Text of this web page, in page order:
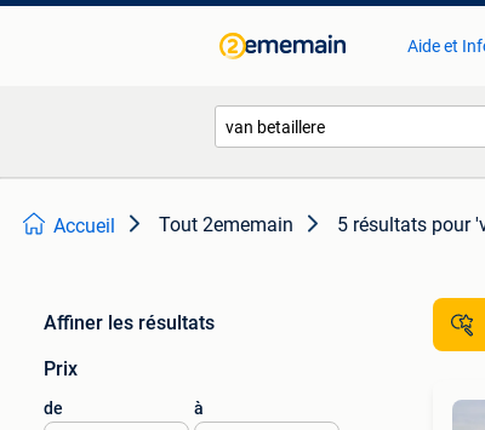
Aide et
Accueil Tout 2ememain 5 résultats pour
Affiner les résultats
Prix
de à